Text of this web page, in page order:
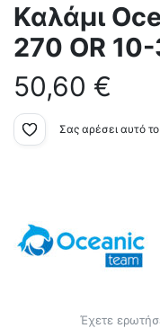
Καλάμι
270 OR
50,60 €
Σας αρέσει αυτό
Έχετε